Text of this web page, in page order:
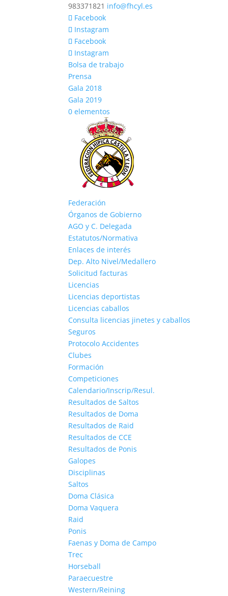
983371821 info@fhcyl.es
Facebook
Instagram
Facebook
Instagram
Bolsa de trabajo
Prensa
Gala 2018
Gala 2019
0 elementos
Federación
Órganos de Gobierno
AGO y C. Delegada
Estatutos/Normativa
Enlaces de interés
Dep. Alto Nivel/Medallero
Solicitud facturas
Licencias
Licencias deportistas
Licencias caballos
Consulta licencias jinetes y caballos
Seguros
Protocolo Accidentes
Clubes
Formación
Competiciones
Calendario/Inscrip/Resul.
Resultados de Saltos
Resultados de Doma
Resultados de Raid
Resultados de CCE
Resultados de Ponis
Galopes
Disciplinas
Saltos
Doma Clásica
Doma Vaquera
Raid
Ponis
Faenas y Doma de Campo
Trec
Horseball
Paraecuestre
Western/Reining